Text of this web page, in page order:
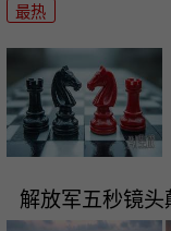
最热
解放军五秒镜